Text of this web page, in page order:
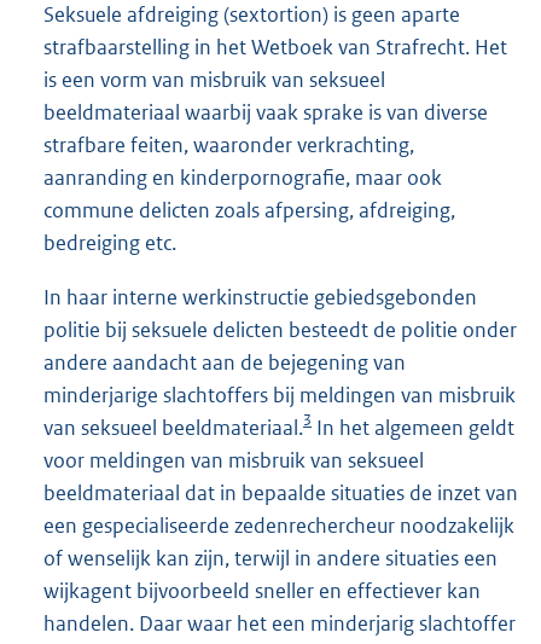
Seksuele afdreiging (sextortion) is geen aparte
strafbaarstelling in het Wetboek van Strafrecht. Het
is een vorm van misbruik van seksueel
beeldmateriaal waarbij vaak sprake is van diverse
strafbare feiten, waaronder verkrachting,
aanranding en kinderpornografie, maar ook
commune delicten zoals afpersing, afdreiging,
bedreiging etc.
In haar interne werkinstructie gebiedsgebonden
politie bij seksuele delicten besteedt de politie onder
andere aandacht aan de bejegening van
minderjarige slachtoffers bij meldingen van misbruik
van seksueel beeldmateriaal.3 In het algemeen geldt
voor meldingen van misbruik van seksueel
beeldmateriaal dat in bepaalde situaties de inzet van
een gespecialiseerde zedenrechercheur noodzakelijk
of wenselijk kan zijn, terwijl in andere situaties een
wijkagent bijvoorbeeld sneller en effectiever kan
handelen. Daar waar het een minderjarig slachtoffer